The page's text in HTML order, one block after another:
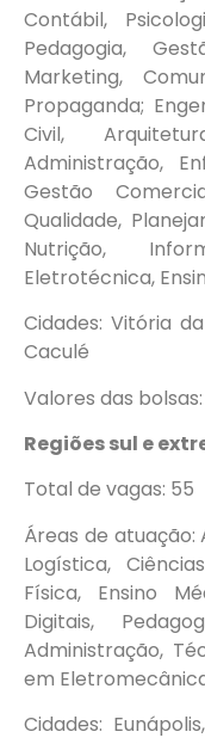
Contábil,
Pedagogia,
Marketing,
Propaganda;
Civil,
Administração,
Gestão
Qualidade,
Nutrição,
Eletrotécnica,
Cidades: Vitória
Caculé
Valores das
Regiões sul e
Total de vagas: 55
Áreas de atuação:
Logística,
Física, Ensino
Digitais,
Administração,
em
Cidades: